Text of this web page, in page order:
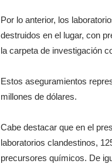
Por lo anterior, los
destruidos en el lugar, con
la carpeta de investigación
Estos aseguramientos
millones de dólares.
Cabe destacar que en el
laboratorios clandestinos,
precursores químicos. De